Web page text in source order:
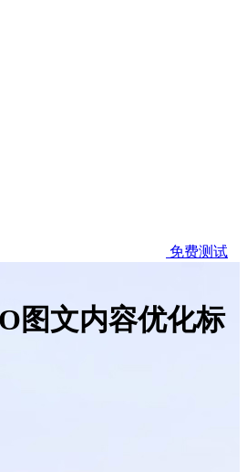
免费测试
图文内容优化标